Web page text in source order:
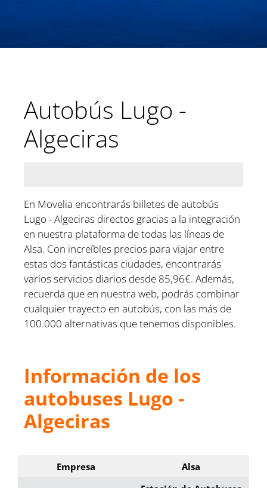
Autobús Lugo -
Algeciras
En Movelia encontrarás billetes de autobús
Lugo - Algeciras directos gracias a la integración
en nuestra plataforma de todas las líneas de
Alsa. Con increíbles precios para viajar entre
estas dos fantásticas ciudades, encontrarás
varios servicios diarios desde 85,96€. Además,
recuerda que en nuestra web, podrás combinar
cualquier trayecto en autobús, con las más de
100.000 alternativas que tenemos disponibles.
Información de los
autobuses Lugo -
Algeciras
Empresa Alsa